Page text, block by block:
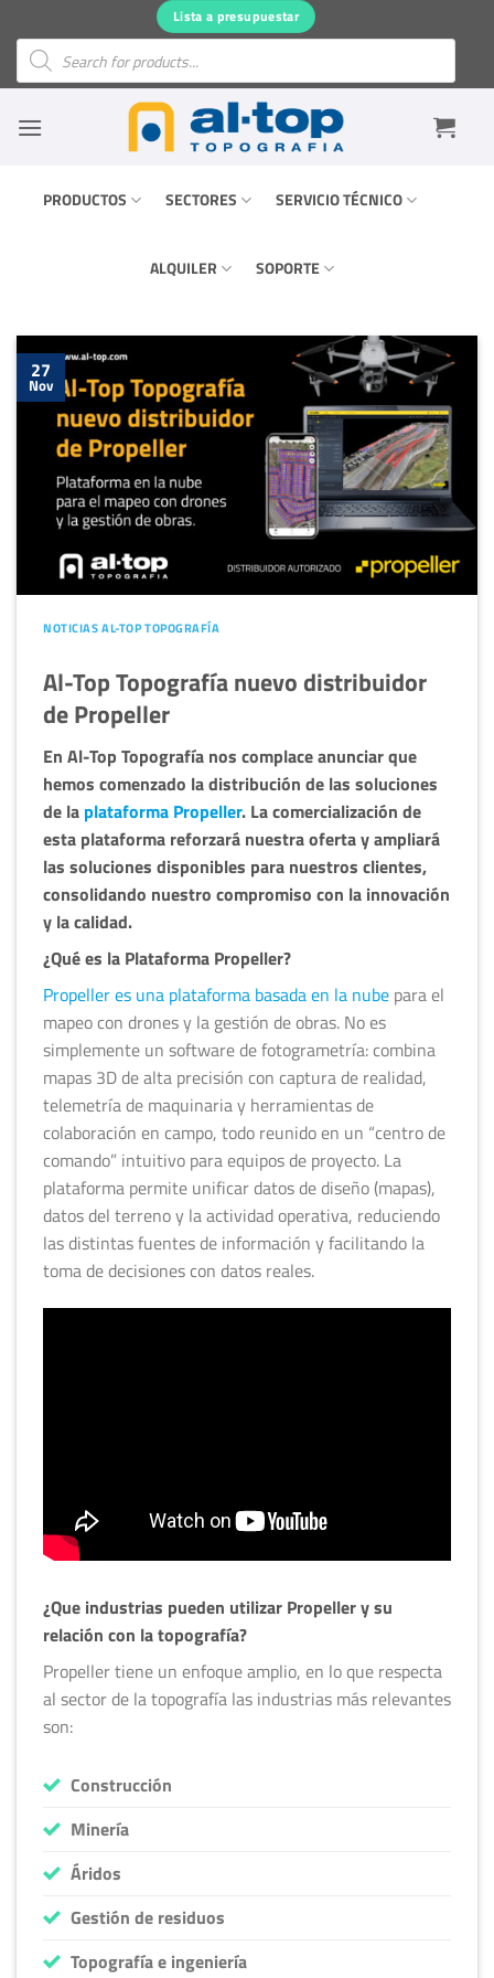
contenido
Lista a presupuestar
Búsqueda
productos
PRODUCTOS SECTORES SERVICIO TÉCNICO
ALQUILER SOPORTE
27
Nov
NOTICIAS AL-TOP TOPOGRAFÍA
Al-Top Topografía nuevo distribuidor
de Propeller
En Al-Top Topografía nos complace anunciar que
hemos comenzado la distribución de las soluciones
de la plataforma Propeller. La comercialización de
esta plataforma reforzará nuestra oferta y ampliará
las soluciones disponibles para nuestros clientes,
consolidando nuestro compromiso con la innovación
y la calidad.
¿Qué es la Plataforma Propeller?
Propeller es una plataforma basada en la nube para el
mapeo con drones y la gestión de obras. No es
simplemente un software de fotogrametría: combina
mapas 3D de alta precisión con captura de realidad,
telemetría de maquinaria y herramientas de
colaboración en campo, todo reunido en un “centro de
comando” intuitivo para equipos de proyecto. La
plataforma permite unificar datos de diseño (mapas),
datos del terreno y la actividad operativa, reduciendo
las distintas fuentes de información y facilitando la
toma de decisiones con datos reales.
¿Que industrias pueden utilizar Propeller y su
relación con la topografía?
Propeller tiene un enfoque amplio, en lo que respecta
al sector de la topografía las industrias más relevantes
son:
Construcción
Minería
Áridos
Gestión de residuos
Topografía e ingeniería